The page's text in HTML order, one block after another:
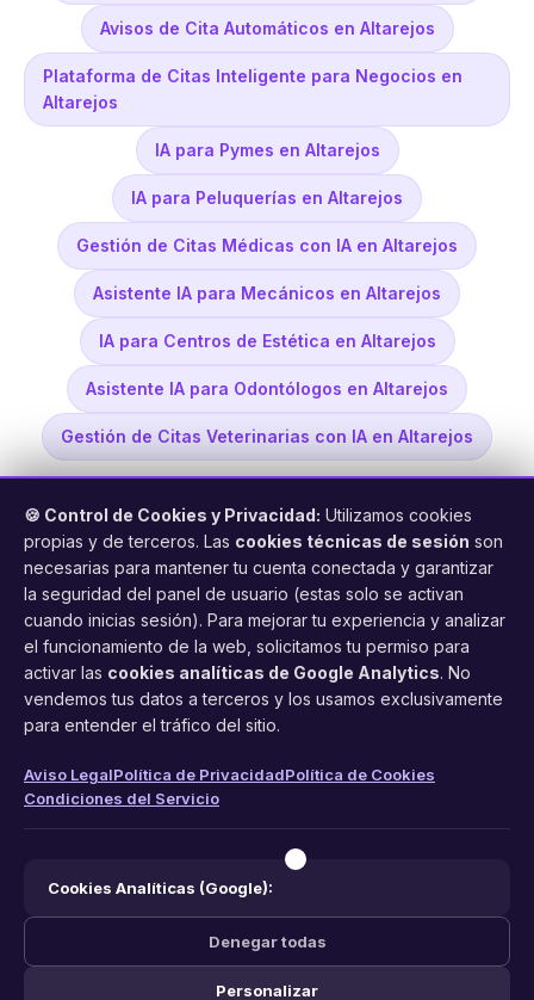
Avisos de Cita Automáticos en Altarejos
Plataforma de Citas Inteligente para Negocios en
Altarejos
IA para Pymes en Altarejos
IA para Peluquerías en Altarejos
Gestión de Citas Médicas con IA en Altarejos
Asistente IA para Mecánicos en Altarejos
IA para Centros de Estética en Altarejos
Asistente IA para Odontólogos en Altarejos
Gestión de Citas Veterinarias con IA en Altarejos
FacilCita
Asistente inteligente de citas por teléfono y WhatsApp.
Gestión profesional de agenda con IA para tu negocio.
Funciones
Aviso Legal
🍪 Control de Cookies y Privacidad: Utilizamos cookies
propias y de terceros. Las cookies técnicas de sesión son
necesarias para mantener tu cuenta conectada y garantizar
la seguridad del panel de usuario (estas solo se activan
cuando inicias sesión). Para mejorar tu experiencia y analizar
el funcionamiento de la web, solicitamos tu permiso para
activar las cookies analíticas de Google Analytics. No
vendemos tus datos a terceros y los usamos exclusivamente
para entender el tráfico del sitio.
Aviso LegalPolítica de PrivacidadPolítica de Cookies
Condiciones del Servicio
Cookies Analíticas (Google):
Denegar todas
Personalizar